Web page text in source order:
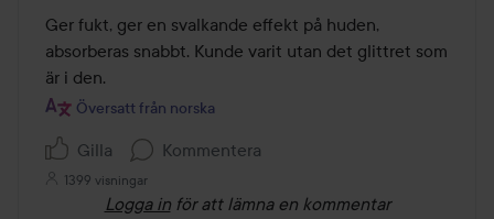
av
5
Ger fukt, ger en svalkande effekt på huden,
absorberas snabbt. Kunde varit utan det glittret som
är i den.
Översatt från norska
Gilla Kommentera
1399 visningar
Logga in för att lämna en kommentar